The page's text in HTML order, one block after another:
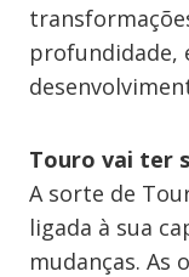
profundidade,
Touro vai ter
A sorte de
ligada à sua
mudanças. As